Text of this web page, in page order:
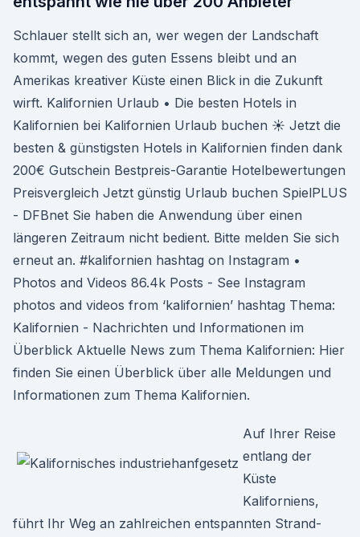
Schlauer stellt sich an, wer wegen der Landschaft
kommt, wegen des guten Essens bleibt und an
Amerikas kreativer Küste einen Blick in die Zukunft
wirft. Kalifornien Urlaub • Die besten Hotels in
Kalifornien bei Kalifornien Urlaub buchen ☀ Jetzt die
besten & günstigsten Hotels in Kalifornien finden dank
200€ Gutschein Bestpreis-Garantie Hotelbewertungen
Preisvergleich Jetzt günstig Urlaub buchen SpielPLUS
- DFBnet Sie haben die Anwendung über einen
längeren Zeitraum nicht bedient. Bitte melden Sie sich
erneut an. #kalifornien hashtag on Instagram •
Photos and Videos 86.4k Posts - See Instagram
photos and videos from ‘kalifornien’ hashtag Thema:
Kalifornien - Nachrichten und Informationen im
Überblick Aktuelle News zum Thema Kalifornien: Hier
finden Sie einen Überblick über alle Meldungen und
Informationen zum Thema Kalifornien.
Auf Ihrer Reise
entlang der
Küste
Kaliforniens,
führt Ihr Weg an zahlreichen entspannten Strand-